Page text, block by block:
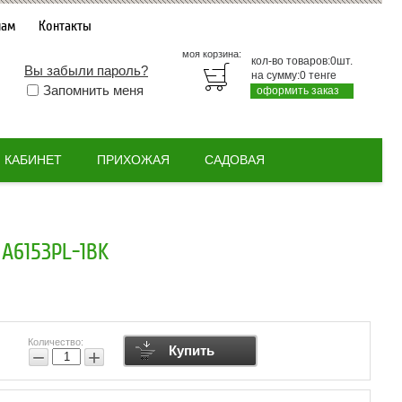
Контакты
Вы забыли пароль?
Запомнить меня
моя корзина:
кол-во товаров:0шт.
на сумму:0 тенге
оформить заказ
КАБИНЕТ ПРИХОЖАЯ САДОВАЯ
1BK
Количество:
− + Купить